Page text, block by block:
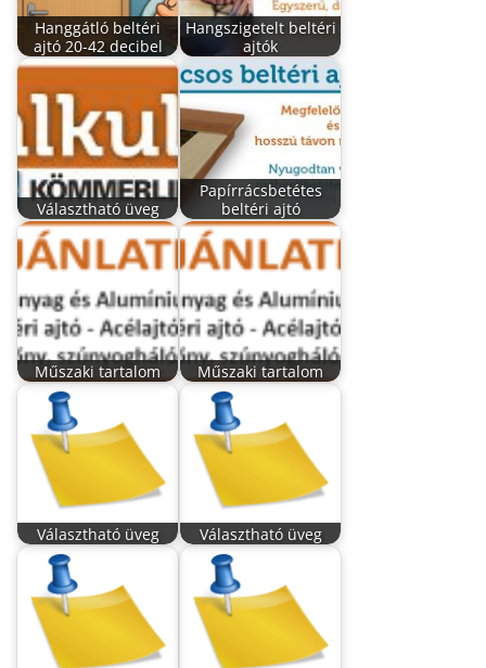
Hanggátló beltéri
ajtó 20-42 decibel
Hangszigetelt beltéri
ajtók
Választható üveg
Papírrácsbetétes
beltéri ajtó
Műszaki tartalom Műszaki tartalom
Választható üveg Választható üveg